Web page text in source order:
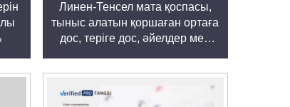
Линен-Тенсел мата қоспасы,
тыныс алатын қоршаған ортаға
дос, теріге дос, әйелдер мен